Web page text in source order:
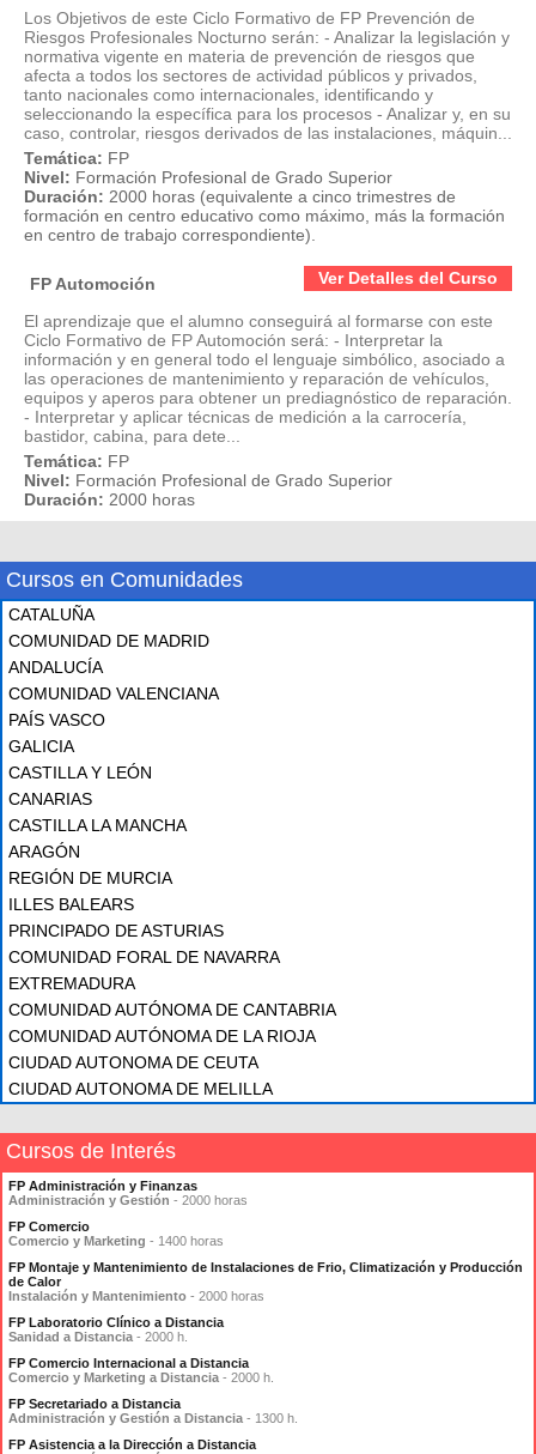
Los Objetivos de este Ciclo Formativo de FP Prevención de
Riesgos Profesionales Nocturno serán: - Analizar la legislación y
normativa vigente en materia de prevención de riesgos que
afecta a todos los sectores de actividad públicos y privados,
tanto nacionales como internacionales, identificando y
seleccionando la específica para los procesos - Analizar y, en su
caso, controlar, riesgos derivados de las instalaciones, máquin...
Temática: FP
Nivel: Formación Profesional de Grado Superior
Duración: 2000 horas (equivalente a cinco trimestres de
formación en centro educativo como máximo, más la formación
en centro de trabajo correspondiente).
Ver Detalles del Curso
FP Automoción
El aprendizaje que el alumno conseguirá al formarse con este
Ciclo Formativo de FP Automoción será: - Interpretar la
información y en general todo el lenguaje simbólico, asociado a
las operaciones de mantenimiento y reparación de vehículos,
equipos y aperos para obtener un prediagnóstico de reparación.
- Interpretar y aplicar técnicas de medición a la carrocería,
bastidor, cabina, para dete...
Temática: FP
Nivel: Formación Profesional de Grado Superior
Duración: 2000 horas
Cursos en Comunidades
CATALUÑA
COMUNIDAD DE MADRID
ANDALUCÍA
COMUNIDAD VALENCIANA
PAÍS VASCO
GALICIA
CASTILLA Y LEÓN
CANARIAS
CASTILLA LA MANCHA
ARAGÓN
REGIÓN DE MURCIA
ILLES BALEARS
PRINCIPADO DE ASTURIAS
COMUNIDAD FORAL DE NAVARRA
EXTREMADURA
COMUNIDAD AUTÓNOMA DE CANTABRIA
COMUNIDAD AUTÓNOMA DE LA RIOJA
CIUDAD AUTONOMA DE CEUTA
CIUDAD AUTONOMA DE MELILLA
Cursos de Interés
FP Administración y Finanzas
Administración y Gestión - 2000 horas
FP Comercio
Comercio y Marketing - 1400 horas
FP Montaje y Mantenimiento de Instalaciones de Frio, Climatización y Producción
de Calor
Instalación y Mantenimiento - 2000 horas
FP Laboratorio Clínico a Distancia
Sanidad a Distancia - 2000 h.
FP Comercio Internacional a Distancia
Comercio y Marketing a Distancia - 2000 h.
FP Secretariado a Distancia
Administración y Gestión a Distancia - 1300 h.
FP Asistencia a la Dirección a Distancia